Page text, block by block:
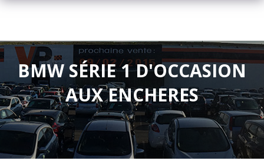
BMW SÉRIE 1 D'OCCASION
AUX ENCHERES